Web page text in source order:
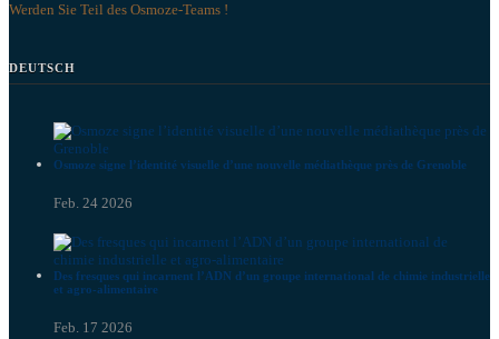
Werden Sie Teil des Osmoze-Teams !
DEUTSCH
Osmoze signe l’identité visuelle d’une nouvelle médiathèque près de Grenoble
Feb. 24 2026
Des fresques qui incarnent l’ADN d’un groupe international de chimie industrielle
et agro-alimentaire
Feb. 17 2026